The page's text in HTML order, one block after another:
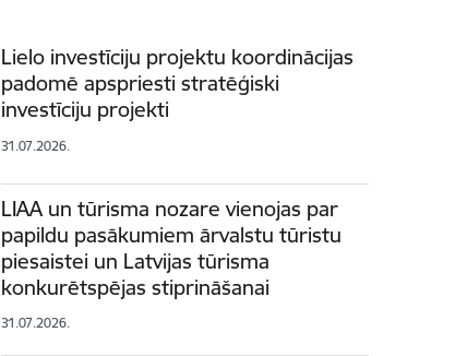
Lielo investīciju projektu koordinācijas
padomē apspriesti stratēģiski
investīciju projekti
31.07.2026.
LIAA un tūrisma nozare vienojas par
papildu pasākumiem ārvalstu tūristu
piesaistei un Latvijas tūrisma
konkurētspējas stiprināšanai
31.07.2026.